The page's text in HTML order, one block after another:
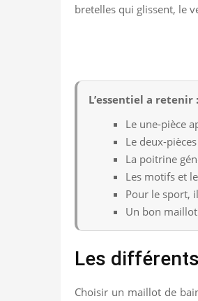
bretelles qui glissent, le
L’essentiel a retenir :
Le une-pièce
Le deux-
La poitrine
Les motifs et
Pour le sport,
Un bon
Les
Choisir un maillot de